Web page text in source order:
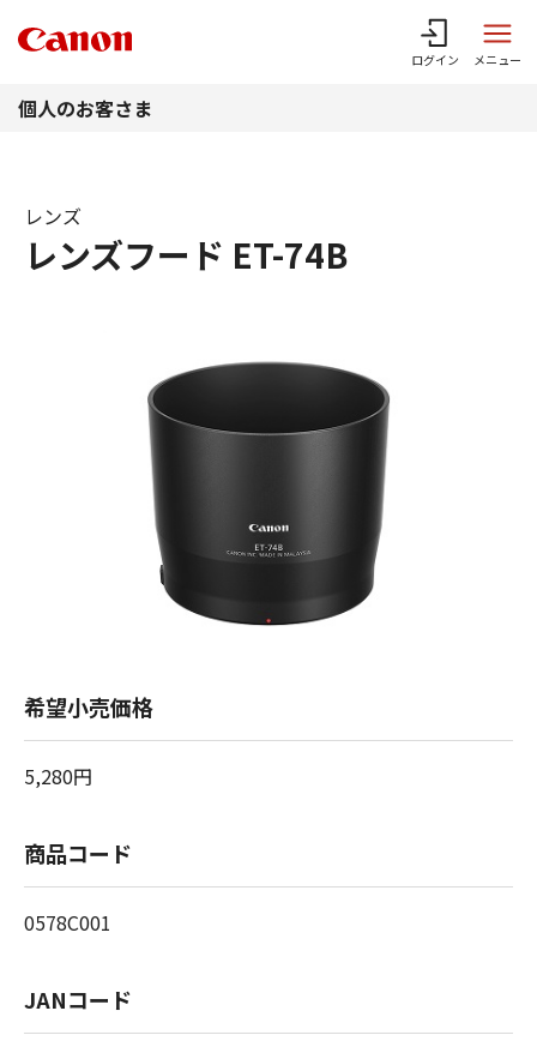
ログイン メニュー
個人のお客さま
レンズフード ET-74B
レンズ
希望小売価格
5,280円
商品コード
0578C001
JANコード